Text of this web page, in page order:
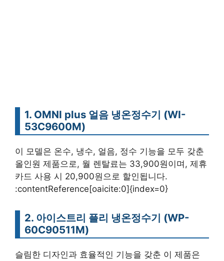
1. OMNI plus 얼음 냉온정수기 (WI-
53C9600M)
이 모델은 온수, 냉수, 얼음, 정수 기능을 모두 갖춘
올인원 제품으로, 월 렌탈료는 33,900원이며, 제휴
카드 사용 시 20,900원으로 할인됩니다.
:contentReference[oaicite:0]{index=0}
2. 아이스트리 플리 냉온정수기 (WP-
60C90511M)
슬림한 디자인과 효율적인 기능을 갖춘 이 제품은